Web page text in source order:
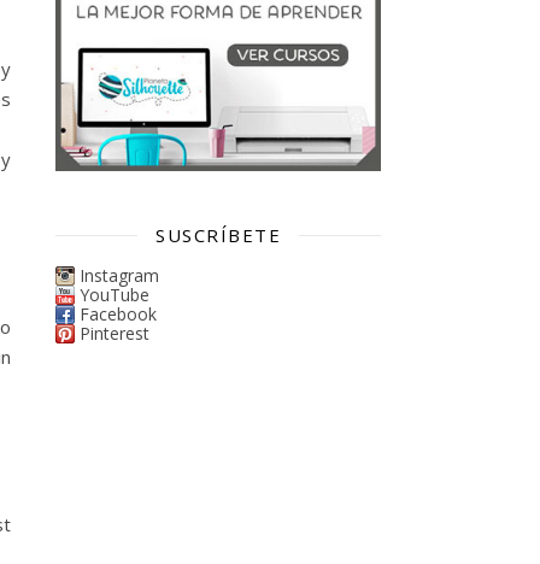
SUSCRÍBETE
Instagram
YouTube
Facebook
Pinterest